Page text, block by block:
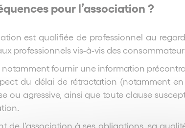
pour l’association ?
est qualifiée de professionnel au
professionnels vis-à-vis des
notamment fournir une information
du délai de rétractation (notamment
ou agressive, ainsi que toute clause
de l’association à ses obligations, sa